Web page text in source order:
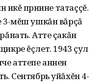
икĕ пӱрнине татаççĕ.
3-мĕш ушкăн вăрçă
Атте çакăн
ĕçлет. 1943 çул
аттепе аннен
Сентябрь уйăхĕн 4-